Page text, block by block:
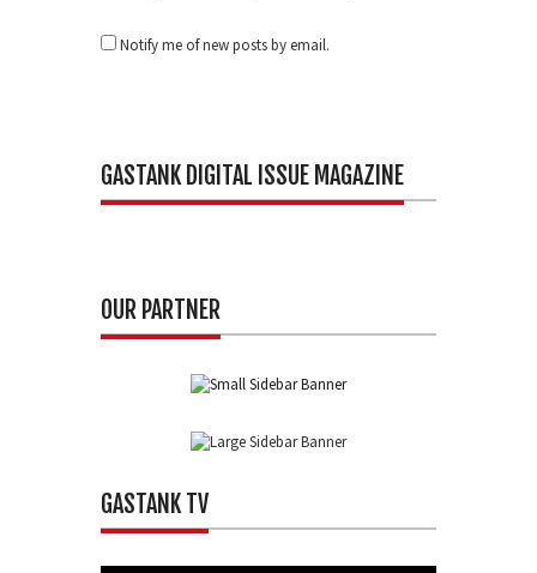
Notify me of new posts by email.
GASTANK DIGITAL ISSUE MAGAZINE
OUR PARTNER
GASTANK TV